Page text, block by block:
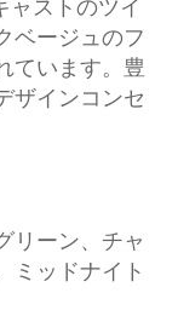
ストのツイ
ベージュのフ
ています。豊
ザインコンセ
リーン、チャ
ミッドナイト